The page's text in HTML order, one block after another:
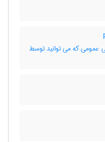
عمومی که می توانید توسط